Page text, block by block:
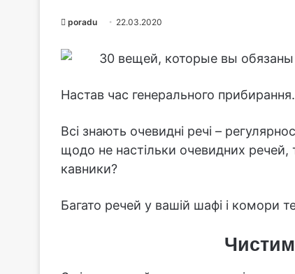
poradu 22.03.2020
Настав час генерального прибирання.
Всі знають очевидні речі –
щодо не настільки очевидних речей,
кавники?
Багато речей у вашій шафі і комори